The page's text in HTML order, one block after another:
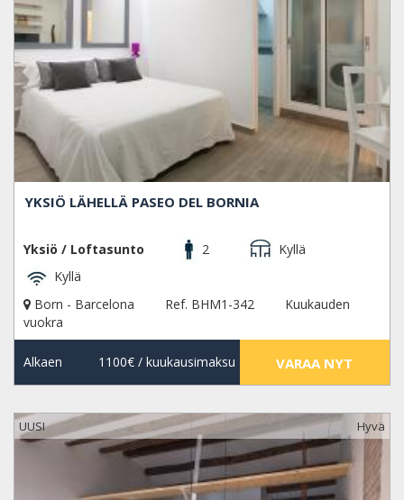
YKSIÖ LÄHELLÄ PASEO DEL BORNIA
Yksiö / Loftasunto 2
Kyllä
Kyllä
Born - Barcelona
Ref. BHM1-342
Kuukauden
vuokra
Alkaen 1100€/ kuukausimaksu VARAA NYT
UUSI Hyvä